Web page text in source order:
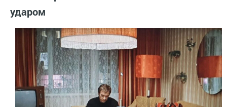
ударом